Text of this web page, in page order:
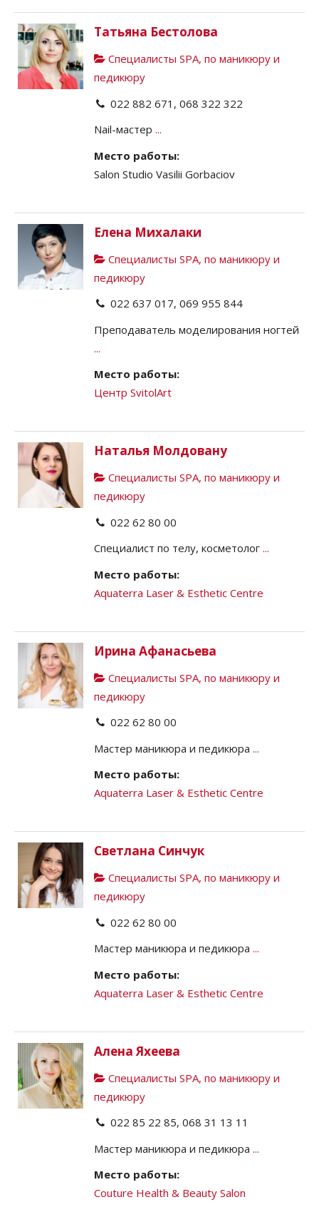
Татьяна Бестолова
Специалисты SPA, по маникюру и
педикюру
022 882 671, 068 322 322
Nail-мастер ...
Место работы:
Salon Studio Vasilii Gоrbaciov
Елена Михалаки
Специалисты SPA, по маникюру и
педикюру
022 637 017, 069 955 844
Преподаватель моделирования ногтей
...
Место работы:
Центр SvitolArt
Наталья Молдовану
Специалисты SPA, по маникюру и
педикюру
022 62 80 00
Специалист по телу, косметолог ...
Место работы:
Aquaterra Laser & Esthetic Centre
Ирина Афанасьева
Специалисты SPA, по маникюру и
педикюру
022 62 80 00
Мастер маникюра и педикюра ...
Место работы:
Aquaterra Laser & Esthetic Centre
Светлана Синчук
Специалисты SPA, по маникюру и
педикюру
022 62 80 00
Мастер маникюра и педикюра ...
Место работы:
Aquaterra Laser & Esthetic Centre
Алена Яхеева
Специалисты SPA, по маникюру и
педикюру
022 85 22 85, 068 31 13 11
Мастер маникюра и педикюра ...
Место работы:
Couture Health & Beauty Salon